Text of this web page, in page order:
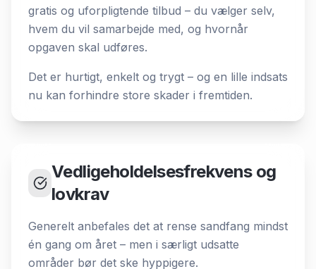
gratis og uforpligtende tilbud – du vælger selv,
hvem du vil samarbejde med, og hvornår
opgaven skal udføres.
Det er hurtigt, enkelt og trygt – og en lille indsats
nu kan forhindre store skader i fremtiden.
Vedligeholdelsesfrekvens og
lovkrav
Generelt anbefales det at rense sandfang mindst
én gang om året – men i særligt udsatte
områder bør det ske hyppigere.